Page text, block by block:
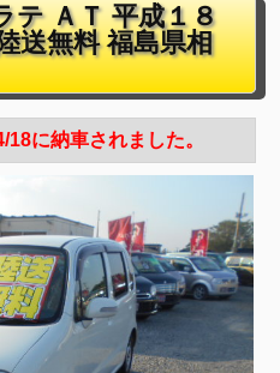
テ ＡＴ 平成１８
送無料 福島県相
に納車されました。